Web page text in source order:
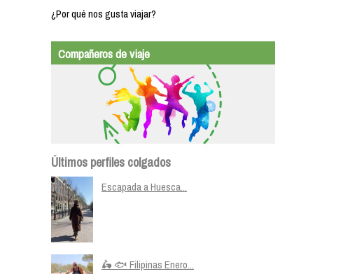
¿Por qué nos gusta viajar?
Compañeros de viaje
Últimos perfiles colgados
Escapada a Huesca...
🛵 🐟 Filipinas Enero...